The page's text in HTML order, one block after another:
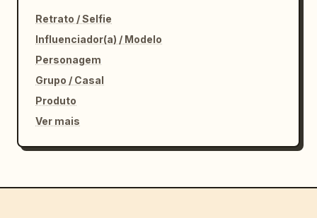
Retrato / Selfie
Influenciador(a) / Modelo
Personagem
Grupo / Casal
Produto
Ver mais